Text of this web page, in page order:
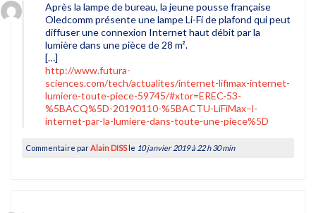
Après la lampe de bureau, la jeune pousse française
Oledcomm présente une lampe Li-Fi de plafond qui peut
diffuser une connexion Internet haut débit par la
lumière dans une pièce de 28 m².
[…]
http://www.futura-
sciences.com/tech/actualites/internet-lifimax-internet-
lumiere-toute-piece-59745/#xtor=EREC-53-
%5BACQ%5D-20190110-%5BACTU-LiFiMax–l-
internet-par-la-lumiere-dans-toute-une-piece%5D
Commentaire parAlain DISSle 10 janvier 2019 à 22 h 30 min